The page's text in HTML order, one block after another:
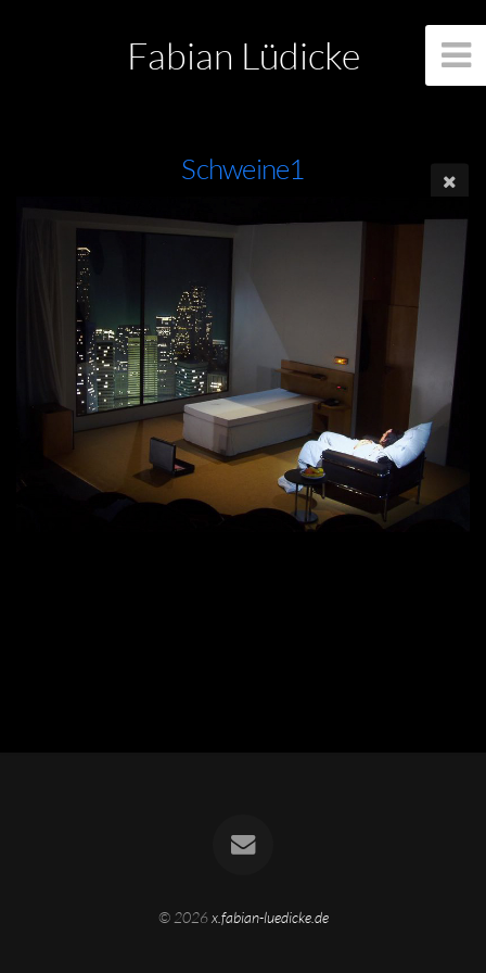
Fabian Lüdicke
Schweine1
© 2026x.fabian-luedicke.de